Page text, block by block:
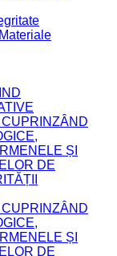
ȘI
DE
ȘI
DE